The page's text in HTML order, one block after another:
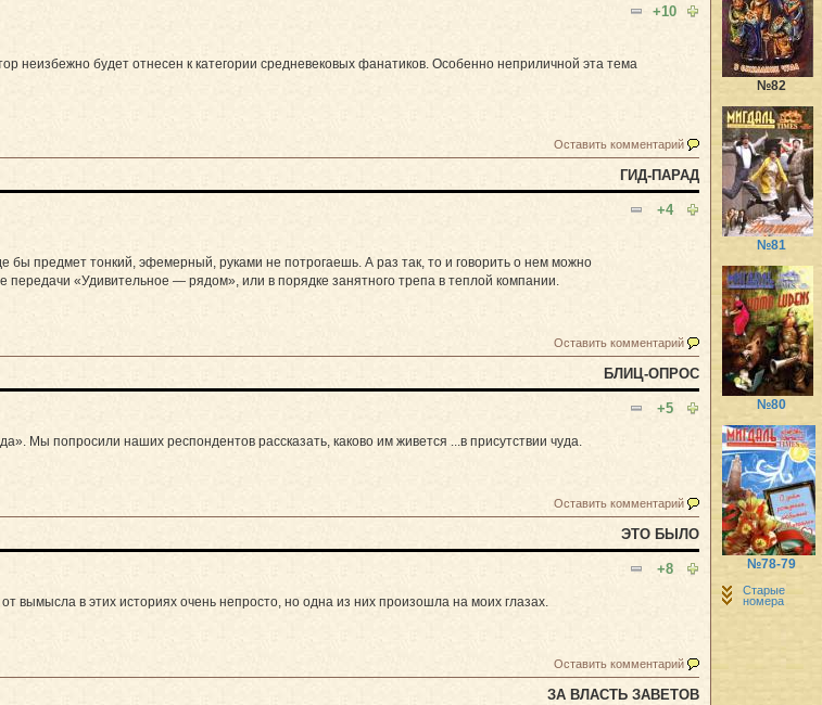
+10
неизбежно будет отнесен к категории средневековых фанатиков. Особенно неприличной эта тема
Оставить комментарий
ГИД-ПАРАД
+4
бы предмет тонкий, эфемерный, руками не потрогаешь. А раз так, то и говорить о нем можно
передачи «Удивительное — рядом», или в порядке занятного трепа в теплой компании.
Оставить комментарий
БЛИЦ-ОПРОС
+5
Мы попросили наших респондентов рассказать, каково им живется ...в присутствии чуда.
Оставить комментарий
ЭТО БЫЛО
+8
вымысла в этих историях очень непросто, но одна из них произошла на моих глазах.
Оставить комментарий
ЗА ВЛАСТЬ ЗАВЕТОВ
№82
№81
№80
№78-79
Старые
номера